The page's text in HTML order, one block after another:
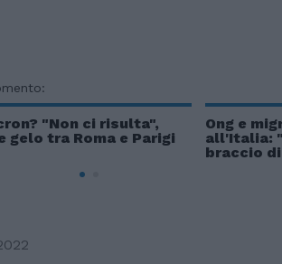
"Non ci risulta",
gelo tra Roma e Parigi
Ong e
all'Italia:
braccio